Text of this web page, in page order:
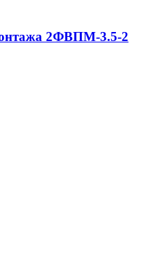
2ФВПМ-3.5-2